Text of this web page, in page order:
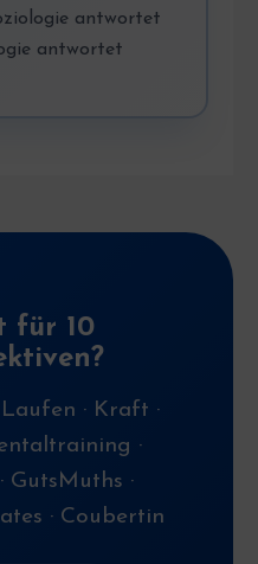
antwortet
antwortet
für 10
· Kraft ·
·
GutsMuths ·
· Coubertin